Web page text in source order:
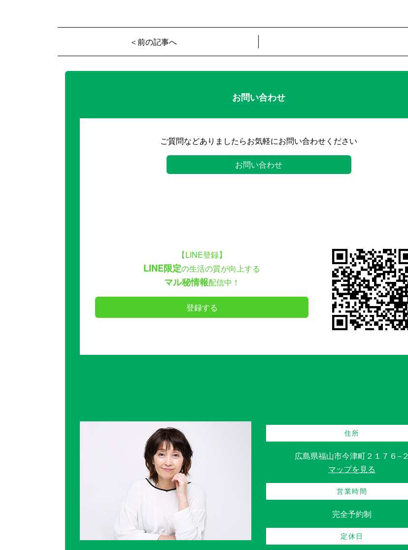
＜前の記事へ
お問い合わせ
ご質問などありましたらお気軽にお問い合わせください
お問い合わせ
【LINE登録】
LINE限定の生活の質が向上する
マル秘情報配信中！
登録する
住所
広島県福山市今津町２１７６−２
マップを見る
営業時間
完全予約制
定休日